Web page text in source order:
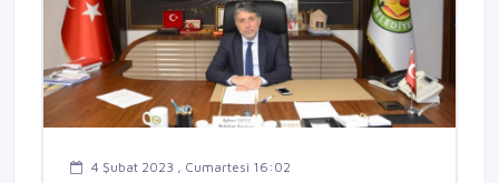
4 Şubat 2023 , Cumartesi 16:02